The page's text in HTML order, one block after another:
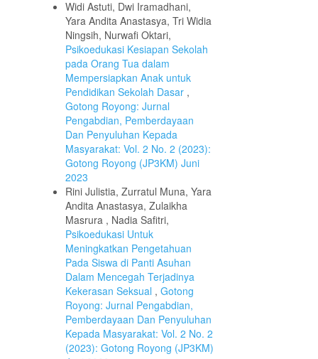
Widi Astuti, Dwi Iramadhani,
Yara Andita Anastasya, Tri Widia
Ningsih, Nurwafi Oktari,
Psikoedukasi Kesiapan Sekolah
pada Orang Tua dalam
Mempersiapkan Anak untuk
Pendidikan Sekolah Dasar ,
Gotong Royong: Jurnal
Pengabdian, Pemberdayaan
Dan Penyuluhan Kepada
Masyarakat: Vol. 2 No. 2 (2023):
Gotong Royong (JP3KM) Juni
2023
Rini Julistia, Zurratul Muna, Yara
Andita Anastasya, Zulaikha
Masrura , Nadia Safitri,
Psikoedukasi Untuk
Meningkatkan Pengetahuan
Pada Siswa di Panti Asuhan
Dalam Mencegah Terjadinya
Kekerasan Seksual ,Gotong
Royong: Jurnal Pengabdian,
Pemberdayaan Dan Penyuluhan
Kepada Masyarakat: Vol. 2 No. 2
(2023): Gotong Royong (JP3KM)